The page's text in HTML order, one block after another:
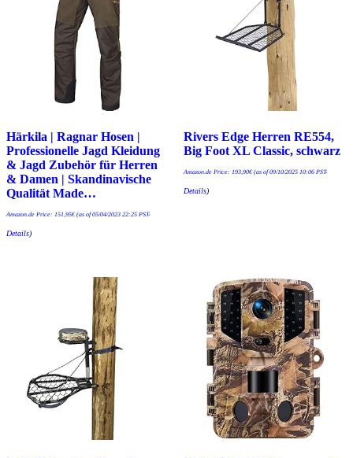
Härkila | Ragnar Hosen |
Professionelle Jagd Kleidung
& Jagd Zubehör für Herren
& Damen | Skandinavische
Qualität Made…
Amazon.de Price: 151,95€(as of 05/04/2023 22:25 PST-
Details)
Rivers Edge Herren RE554,
Big Foot XL Classic, schwarz
Amazon.de Price: 193,90€(as of 09/10/2025 10:06 PST-
Details)